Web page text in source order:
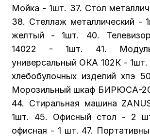
Мойка - 1шт. 37. Стол
38. Стеллаж металлический -
желтый - 1шт. 40.
14022 - 1шт. 41. Модуль
универсальный ОКА 102К -
хлебобулочных изделий хпэ
Морозильный шкаф БИРЮСА-
44. Стиральная машина
1шт. 45. Офисный стол - 2
офисная - 1 шт. 47.